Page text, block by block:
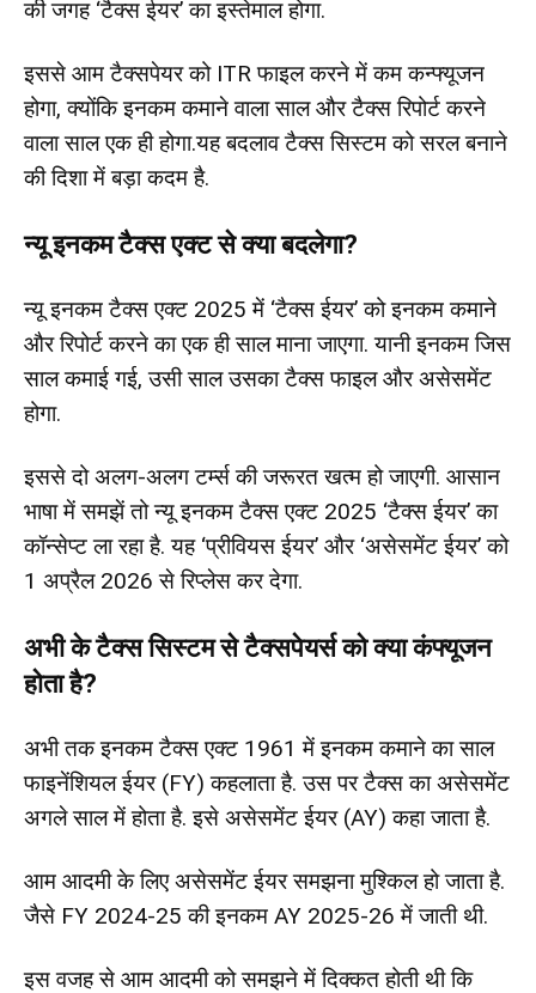
की जगह ‘टैक्स ईयर’ का इस्तेमाल होगा.
इससे आम टैक्सपेयर को ITR फाइल करने में कम कन्फ्यूजन
होगा, क्योंकि इनकम कमाने वाला साल और टैक्स रिपोर्ट करने
वाला साल एक ही होगा.यह बदलाव टैक्स सिस्टम को सरल बनाने
की दिशा में बड़ा कदम है.
न्यू इनकम टैक्स एक्ट से क्या बदलेगा?
न्यू इनकम टैक्स एक्ट 2025 में ‘टैक्स ईयर’ को इनकम कमाने
और रिपोर्ट करने का एक ही साल माना जाएगा. यानी इनकम जिस
साल कमाई गई, उसी साल उसका टैक्स फाइल और असेसमेंट
होगा.
इससे दो अलग-अलग टर्म्स की जरूरत खत्म हो जाएगी. आसान
भाषा में समझें तो न्यू इनकम टैक्स एक्ट 2025 ‘टैक्स ईयर’ का
कॉन्सेप्ट ला रहा है. यह ‘प्रीवियस ईयर’ और ‘असेसमेंट ईयर’ को
1 अप्रैल 2026 से रिप्लेस कर देगा.
अभी के टैक्स सिस्टम से टैक्सपेयर्स को क्या कंफ्यूजन
होता है?
अभी तक इनकम टैक्स एक्ट 1961 में इनकम कमाने का साल
फाइनेंशियल ईयर (FY) कहलाता है. उस पर टैक्स का असेसमेंट
अगले साल में होता है. इसे असेसमेंट ईयर (AY) कहा जाता है.
आम आदमी के लिए असेसमेंट ईयर समझना मुश्किल हो जाता है.
जैसे FY 2024-25 की इनकम AY 2025-26 में जाती थी.
इस वजह से आम आदमी को समझने में दिक्कत होती थी कि